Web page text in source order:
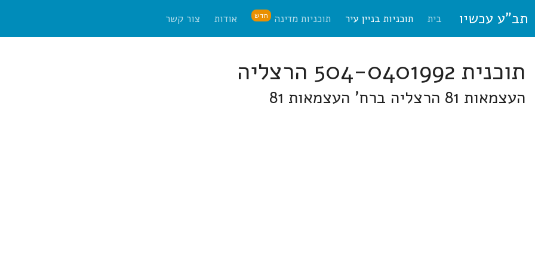
תב"ע עכשיו בית תוכניות בניין עיר תוכניות מדינה חדש אודות צור קשר
תוכנית 504-0401992 הרצליה
העצמאות 81 הרצליה ברח' העצמאות 81